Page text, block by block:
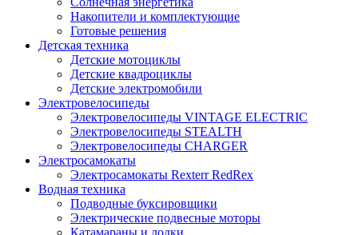
Накопители и комплектующие
Готовые решения
Детская техника
Детские мотоциклы
Детские квадроциклы
Детские электромобили
Электровелосипеды
Электровелосипеды VINTAGE ELECTRIC
Электровелосипеды STEALTH
Электровелосипеды CHARGER
Электросамокаты
Электросамокаты Rexterr RedRex
Водная техника
Подводные буксировщики
Электрические подвесные моторы